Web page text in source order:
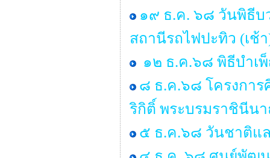
๑๙ ธ.ค. ๖๘ วันพิธีบ
สถานีรถไฟปะทิว (เช้
๑๒ ธ.ค.๖๘ พิธีบำ
๘ ธ.ค.๖๘ โครงการ
ริกิติ์ พระบรมราชินีน
๕ ธ.ค.๖๘ วันชาติแ